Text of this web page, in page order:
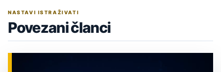
NASTAVI ISTRAŽIVATI
Povezani članci